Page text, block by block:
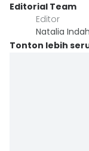
Editorial Team
Editor
Natalia
Tonton lebih